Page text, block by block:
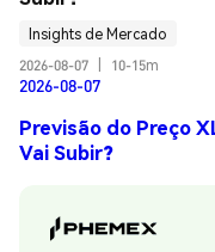
Insights de Mercado
2026-08-07
10-15m
2026-08-07
Previsão do Preço
Vai Subir?